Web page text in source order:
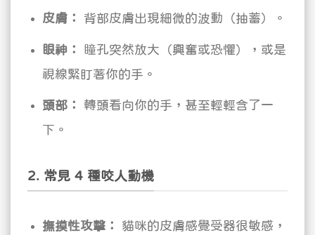
皮膚： 背部皮膚出現細微的波動（抽蓄）。
眼神：
瞳孔突然放大（興奮或恐懼），或是
視線緊盯著你的手。
頭部：
轉頭看向你的手，甚至輕輕含了一
下。
2. 常見 4 種咬人動機
撫摸性攻擊：
貓咪的皮膚感覺受器很敏感，